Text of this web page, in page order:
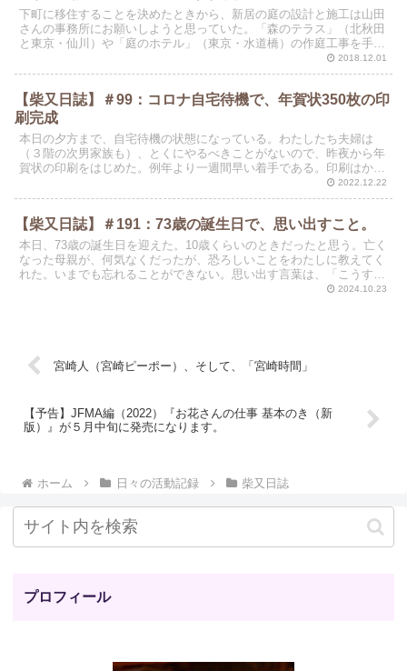
下町に移住することを決めたときから、新居の庭の設計と施工は山田
さんの事務所にお願いしようと思っていた。「森のテラス」（北秋田
と東京・仙川）や「庭のホテル」（東京・水道橋）の作庭工事を手掛
けているのが、山田茂雄造園事務所である。秋田県出身の山...2018.12.01
【柴又日誌】＃99：コロナ自宅待機で、年賀状350枚の印
刷完成
本日の夕方まで、自宅待機の状態になっている。わたしたち夫婦は
（３階の次男家族も）、とくにやるべきことがないので、昨夜から年
賀状の印刷をはじめた。例年より一週間早い着手である。印刷はかみ
さんの担当なので、わたしは玄関前の花苗を改植した。紫色の...2022.12.22
【柴又日誌】＃191：73歳の誕生日で、思い出すこと。
本日、73歳の誕生日を迎えた。10歳くらいのときだったと思う。亡く
なった母親が、何気なくだったが、恐ろしいことをわたしに教えてく
れた。いまでも忘れることができない。思い出す言葉は、「こうすけ
2024.10.23
宮崎人（宮崎ピーポー）、そして、「宮崎時間」
【予告】JFMA編（2022）『お花さんの仕事 基本のき（新
版）』が５月中旬に発売になります。
ホーム 日々の活動記録 柴又日誌
プロフィール